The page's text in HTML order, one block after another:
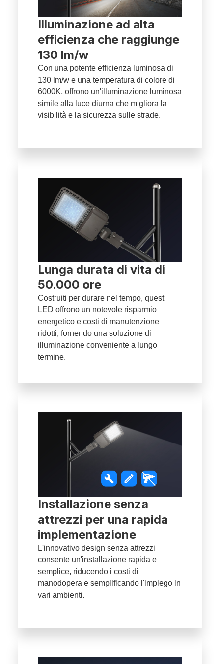
Illuminazione ad alta
efficienza che raggiunge
130 lm/w
Con una potente efficienza luminosa di
130 lm/w e una temperatura di colore di
6000K, offrono un'illuminazione luminosa
simile alla luce diurna che migliora la
visibilità e la sicurezza sulle strade.
Lunga durata di vita di
50.000 ore
Costruiti per durare nel tempo, questi
LED offrono un notevole risparmio
energetico e costi di manutenzione
ridotti, fornendo una soluzione di
illuminazione conveniente a lungo
termine.
Installazione senza
attrezzi per una rapida
implementazione
L'innovativo design senza attrezzi
consente un'installazione rapida e
semplice, riducendo i costi di
manodopera e semplificando l'impiego in
vari ambienti.